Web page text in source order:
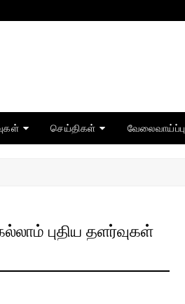
செய்திகள் வேலைவாய்ப்பு
புதிய தளர்வுகள்